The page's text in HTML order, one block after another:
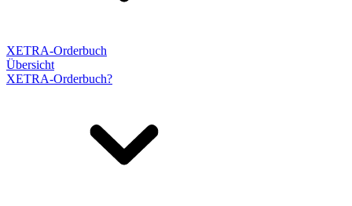
XETRA-Orderbuch
Übersicht
XETRA-Orderbuch?